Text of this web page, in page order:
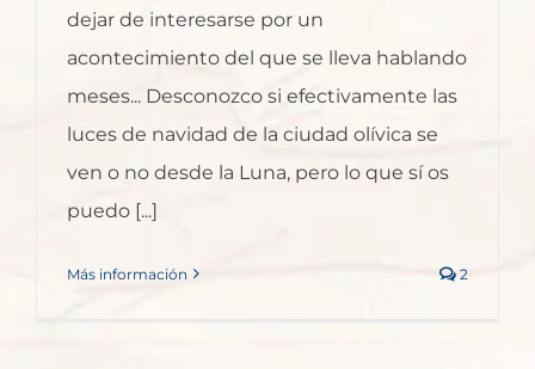
dejar de interesarse por un
acontecimiento del que se lleva hablando
meses... Desconozco si efectivamente las
luces de navidad de la ciudad olívica se
ven o no desde la Luna, pero lo que sí os
puedo [...]
Más información 2